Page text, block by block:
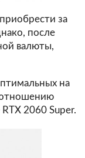
за
после
валюты,
на
2060 Super.